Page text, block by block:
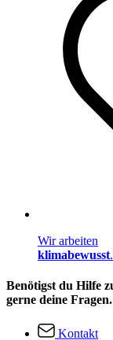
Wir arbeiten
klimabewusst.
Benötigst du Hilfe
gerne deine Fragen.
Kontakt